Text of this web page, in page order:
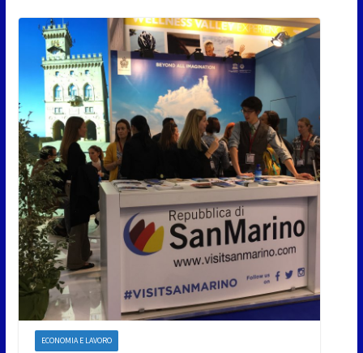
ECONOMIA E LAVORO